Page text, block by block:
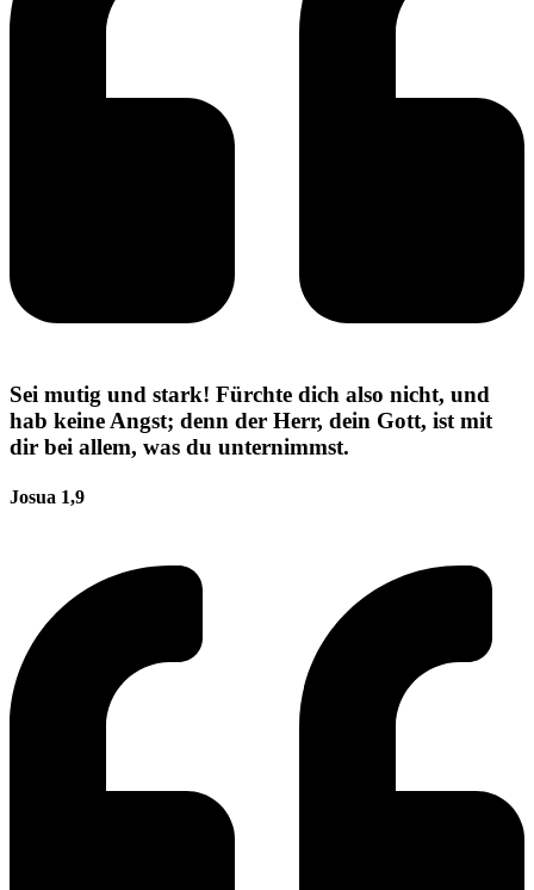
Sei mutig und stark! Fürchte dich also nicht, und
hab keine Angst; denn der Herr, dein Gott, ist mit
dir bei allem, was du unternimmst.
Josua 1,9